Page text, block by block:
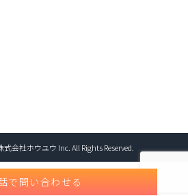
で問い合わせる
会社ホウユウ Inc. All Rights Reserved.